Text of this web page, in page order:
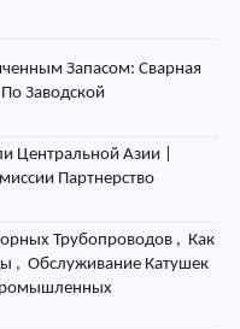
Запасом: Сварная
Заводской
Центральной Азии |
Партнерство
Трубопроводов , Как
, Обслуживание Катушек